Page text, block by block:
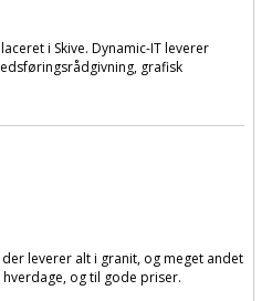
i Skive. Dynamic-IT leverer
grafisk
leverer alt i granit, og meget andet
og til gode priser.